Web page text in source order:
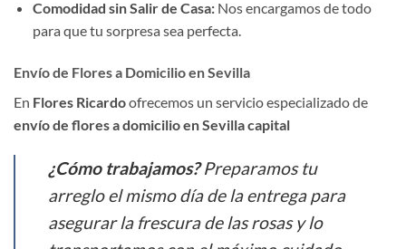
Comodidad sin Salir de Casa:Nos encargamos de todo
para que tu sorpresa sea perfecta.
Envío de Flores a Domicilio en Sevilla
En Flores Ricardoofrecemos un servicio especializado de
envío de flores a domicilio en Sevilla capital
¿Cómo trabajamos?Preparamos tu
arreglo el mismo día de la entrega para
asegurar la frescura de las rosas y lo